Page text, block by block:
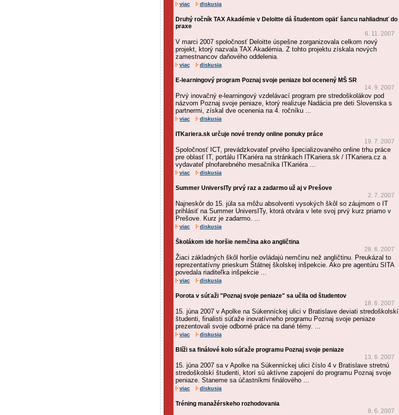
viac diskusia
Druhý ročník TAX Akadémie v Deloitte dá študentom opäť šancu nahliadnuť do
praxe
6. 11. 2007
V marci 2007 spoločnosť Deloitte úspešne zorganizovala celkom nový
projekt, ktorý nazvala TAX Akadémia. Z tohto projektu získala nových
zamestnancov daňového oddelenia.
viac diskusia
E-learningový program Poznaj svoje peniaze bol ocenený MŠ SR
14. 9. 2007
Prvý inovačný e-learningový vzdelávací program pre stredoškolákov pod
názvom Poznaj svoje peniaze, ktorý realizuje Nadácia pre deti Slovenska s
partnermi, získal dve ocenenia na 4. ročníku ...
viac diskusia
ITKariera.sk určuje nové trendy online ponuky práce
19. 7. 2007
Spoločnosť ICT, prevádzkovateľ prvého špecializovaného online trhu práce
pre oblasť IT, portálu ITKariéra na stránkach ITKariera.sk / ITKariera.cz a
vydavateľ plnofarebného mesačníka ITKariéra ...
viac diskusia
Summer UniversITy prvý raz a zadarmo už aj v Prešove
2. 7. 2007
Najneskôr do 15. júla sa môžu absolventi vysokých škôl so záujmom o IT
prihlásiť na Summer UniversITy, ktorá otvára v lete svoj prvý kurz priamo v
Prešove. Kurz je zadarmo. ...
viac diskusia
Školákom ide horšie nemčina ako angličtina
28. 6. 2007
Žiaci základných škôl horšie ovládajú nemčinu než angličtinu. Preukázal to
reprezentatívny prieskum Štátnej školskej inšpekcie. Ako pre agentúru SITA
povedala riaditeľka inšpekcie ...
viac diskusia
Porota v súťaži "Poznaj svoje peniaze" sa učila od študentov
18. 6. 2007
15. júna 2007 v Apolke na Súkenníckej ulici v Bratislave deviati stredoškolskí
študenti, finalisti súťaže inovatívneho programu Poznaj svoje peniaze
prezentovali svoje odborné práce na dané témy. ...
viac diskusia
Blíži sa finálové kolo súťaže programu Poznaj svoje peniaze
13. 6. 2007
15. júna 2007 sa v Apolke na Súkenníckej ulici číslo 4 v Bratislave stretnú
stredoškolskí študenti, ktorí sú aktívne zapojení do programu Poznaj svoje
peniaze. Staneme sa účastníkmi finálového ...
viac diskusia
Tréning manažérskeho rozhodovania
8. 6. 2007